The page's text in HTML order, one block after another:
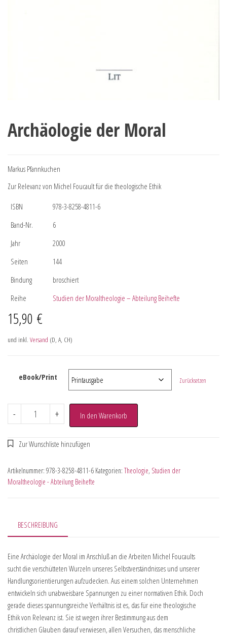
Archäologie der Moral
Markus Pfannkuchen
Zur Relevanz von Michel Foucault für die theologische Ethik
ISBN
978-3-8258-4811-6
Band-Nr.
6
Jahr
2000
Seiten
144
Bindung
broschiert
Reihe
Studien der Moraltheologie – Abteilung Beihefte
15,90 €
und inkl. Versand (D, A, CH)
eBook/Print Zurücksetzen
- + In den Warenkorb
Artikelnummer: 978-3-8258-4811-6 Kategorien: Theologie, Studien der
Moraltheologie - Abteilung Beihefte
BESCHREIBUNG
Eine Archäologie der Moral im Anschluß an die Arbeiten Michel Foucaults
sucht die verschütteten Wurzeln unseres Selbstverständnisses und unserer
Handlungsorientierungen aufzudecken. Aus einem solchen Unternehmen
entwickeln sich unabweisbare Spannungen zu einer normativen Ethik. Doch
gerade dieses spannungsreiche Verhältnis ist es, das für eine theologische
Ethik von Relevanz ist. Sie ist wegen ihrer Bestimmung aus dem
christlichen Glauben darauf verwiesen, allen Versuchen, das menschliche